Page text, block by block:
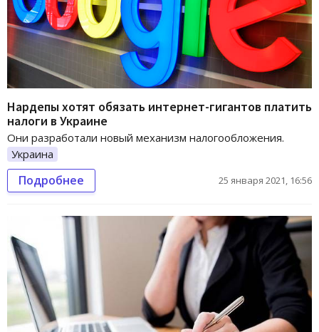
Нардепы хотят обязать интернет-гигантов платить
налоги в Украине
Они разработали новый механизм налогообложения.
Украина
Подробнее 25 января 2021, 16:56